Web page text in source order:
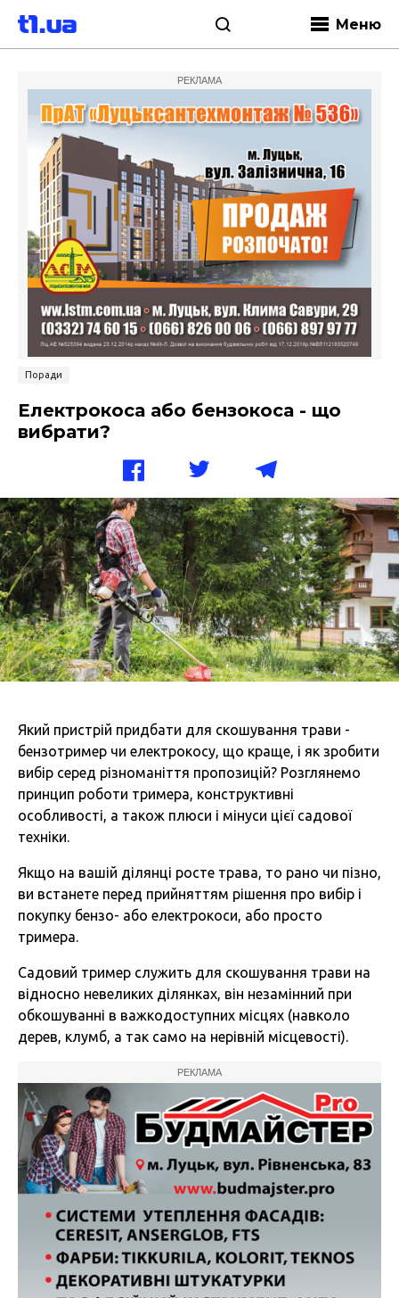
Меню
РЕКЛАМА
Поради
Електрокоса або бензокоса - що
вибрати?
Який пристрій придбати для скошування трави -
бензотример чи електрокосу, що краще, і як зробити
вибір серед різноманіття пропозицій? Розглянемо
принцип роботи тримера, конструктивні
особливості, а також плюси і мінуси цієї садової
техніки.
Якщо на вашій ділянці росте трава, то рано чи пізно,
ви встанете перед прийняттям рішення про вибір і
покупку бензо- або електрокоси, або просто
тримера.
Садовий тример служить для скошування трави на
відносно невеликих ділянках, він незамінний при
обкошуванні в важкодоступних місцях (навколо
дерев, клумб, а так само на нерівній місцевості).
РЕКЛАМА